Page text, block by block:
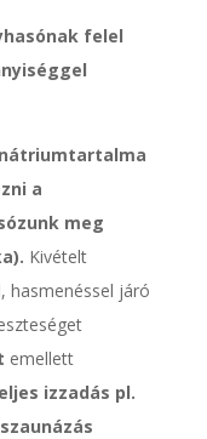
felel
a
meg
Kivételt
hasmenéssel járó
emellett
izzadás pl.